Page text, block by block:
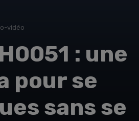
vidéo
: une
pour se
sans se